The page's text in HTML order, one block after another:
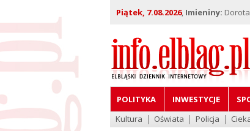
Piątek, 7.08.2026, Imieniny:
POLITYKA INWESTYCJE
Kultura
Oświata Policja